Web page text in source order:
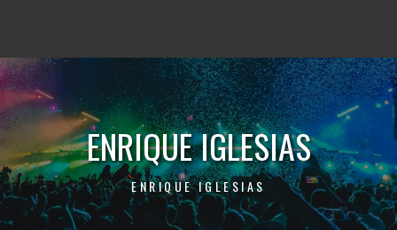
ENRIQUE IGLESIAS
ENRIQUE IGLESIAS